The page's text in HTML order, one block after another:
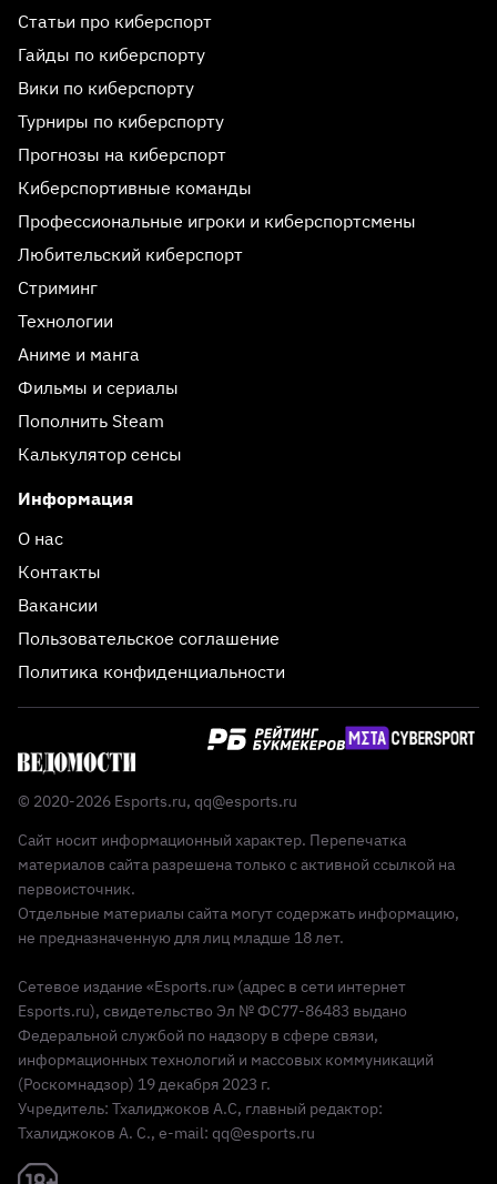
Статьи про киберспорт
Гайды по киберспорту
Вики по киберспорту
Турниры по киберспорту
Прогнозы на киберспорт
Киберспортивные команды
Профессиональные игроки и киберспортсмены
Любительский киберспорт
Стриминг
Технологии
Аниме и манга
Фильмы и сериалы
Пополнить Steam
Калькулятор сенсы
Информация
О нас
Контакты
Вакансии
Пользовательское соглашение
Политика конфиденциальности
© 2020-2026 Esports.ru, qq@esports.ru
Сайт носит информационный характер. Перепечатка
материалов сайта разрешена только с активной ссылкой на
первоисточник.
Отдельные материалы сайта могут содержать информацию,
не предназначенную для лиц младше 18 лет.
Сетевое издание «Esports.ru» (адрес в сети интернет
Esports.ru), свидетельство Эл № ФС77-86483 выдано
Федеральной службой по надзору в сфере связи,
информационных технологий и массовых коммуникаций
(Роскомнадзор) 19 декабря 2023 г.
Учредитель: Тхалиджоков А.С, главный редактор:
Тхалиджоков А. С., e-mail: qq@esports.ru